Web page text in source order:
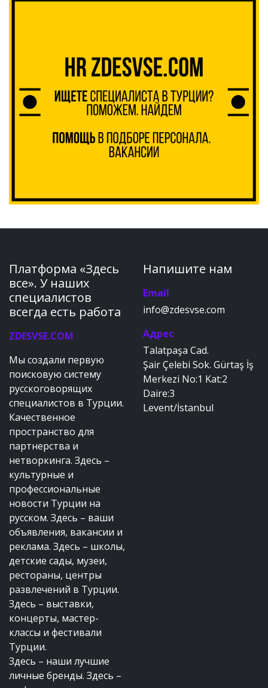
Платформа «Здесь
все». У наших
специалистов
всегда есть работа
ZDESVSE.COM
Мы создали первую
поисковую систему
русскоговорящих
специалистов в Турции.
Качественное
пространство для
партнерства и
нетворкинга. Здесь –
культурные и
профессиональные
новости Турции на
русском. Здесь – ваши
объявления, вакансии и
реклама. Здесь – школы,
детские сады, музеи,
рестораны, центры
развлечений в Турции.
Здесь – выставки,
концерты, мастер-
классы и фестивали
Турции.
Здесь – наши лучшие
личные бренды. Здесь –
Напишите нам
Email
info@zdesvse.com
Адрес
Talatpaşa Cad.
Şair Çelebi Sok. Gürtaş İş
Merkezi No:1 Kat:2
Daire:3
Levent/İstanbul